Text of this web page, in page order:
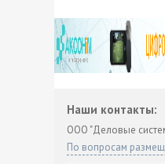
Наши контакты:
ООО "Деловые
По вопросам